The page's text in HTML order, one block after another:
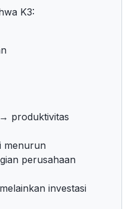
K3:
produktivitas
menurun
perusahaan
investasi